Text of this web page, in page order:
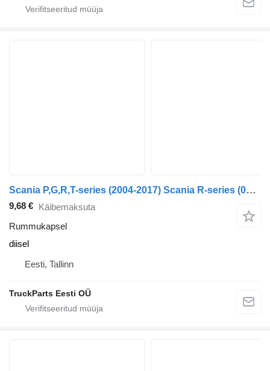
Scania P,G,R,T-series (2004-2017) Scania R-series (01.04-)
9,68 € Käibemaksuta
Rummukapsel
diisel
Eesti, Tallinn
TruckParts Eesti OÜ